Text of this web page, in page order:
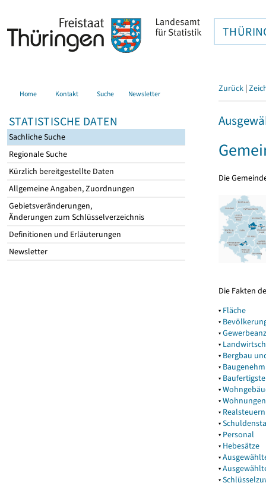
Home Kontakt Suche Newsletter
STATISTISCHE DATEN
Sachliche Suche
Regionale Suche
Kürzlich bereitgestellte Daten
Allgemeine Angaben, Zuordnungen
Gebietsveränderungen,
Änderungen zum Schlüsselverzeichnis
Definitionen und Erläuterungen
Newsletter
Zurück |
Die
Die Fakten
▾ Fläche
▾
▾
▾
▾ Bergbau
▾
▾
▾
▾Wohnungen
▾ Realsteuern
▾
▾ Personal
▾ Hebesätze
▾
▾
▾